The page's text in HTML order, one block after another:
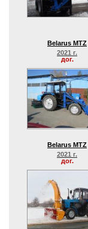
Belarus MTZ
2021 г.
дог.
Belarus MTZ
2021 г.
дог.